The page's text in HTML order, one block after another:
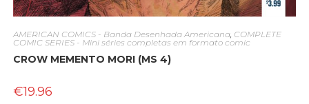
AMERICAN COMICS - Banda Desenhada Americana, COMPLETE
COMIC SERIES - Mini séries completas em formato comic
CROW MEMENTO MORI (MS 4)
€19.96